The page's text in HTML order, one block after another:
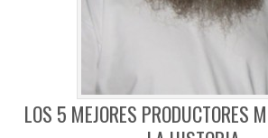
LOS 5 MEJORES PRODUCTORES